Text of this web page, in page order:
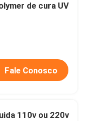
de cura UV
Fale Conosco
110v ou 220v